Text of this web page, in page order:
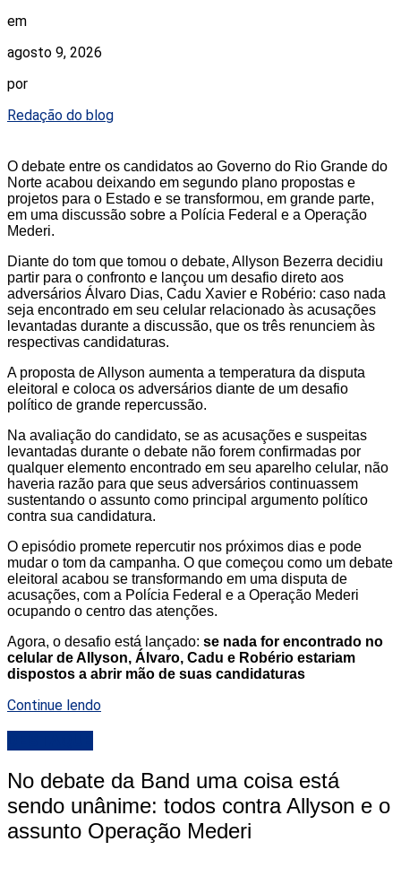
em
agosto 9, 2026
por
Redação do blog
O debate entre os candidatos ao Governo do Rio Grande do
Norte acabou deixando em segundo plano propostas e
projetos para o Estado e se transformou, em grande parte,
em uma discussão sobre a Polícia Federal e a Operação
Mederi.
Diante do tom que tomou o debate, Allyson Bezerra decidiu
partir para o confronto e lançou um desafio direto aos
adversários Álvaro Dias, Cadu Xavier e Robério: caso nada
seja encontrado em seu celular relacionado às acusações
levantadas durante a discussão, que os três renunciem às
respectivas candidaturas.
A proposta de Allyson aumenta a temperatura da disputa
eleitoral e coloca os adversários diante de um desafio
político de grande repercussão.
Na avaliação do candidato, se as acusações e suspeitas
levantadas durante o debate não forem confirmadas por
qualquer elemento encontrado em seu aparelho celular, não
haveria razão para que seus adversários continuassem
sustentando o assunto como principal argumento político
contra sua candidatura.
O episódio promete repercutir nos próximos dias e pode
mudar o tom da campanha. O que começou como um debate
eleitoral acabou se transformando em uma disputa de
acusações, com a Polícia Federal e a Operação Mederi
ocupando o centro das atenções.
Agora, o desafio está lançado: se nada for encontrado no
celular de Allyson, Álvaro, Cadu e Robério estariam
dispostos a abrir mão de suas candidaturas
Continue lendo
No debate da Band uma coisa está
sendo unânime: todos contra Allyson e o
assunto Operação Mederi